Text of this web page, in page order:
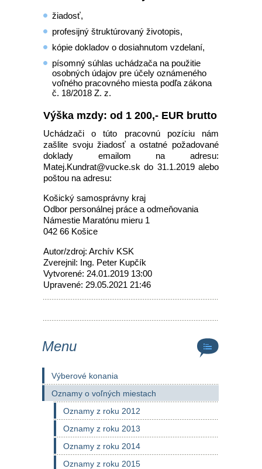
žiadosť,
profesijný štruktúrovaný životopis,
kópie dokladov o dosiahnutom vzdelaní,
písomný súhlas uchádzača na použitie
osobných údajov pre účely oznámeného
voľného pracovného miesta podľa zákona
č. 18/2018 Z. z.
Výška mzdy: od 1 200,- EUR brutto
Uchádzači o túto pracovnú pozíciu nám
zašlite svoju žiadosť a ostatné požadované
doklady emailom na adresu:
Matej.Kundrat@vucke.sk do 31.1.2019 alebo
poštou na adresu:
Košický samosprávny kraj
Odbor personálnej práce a odmeňovania
Námestie Maratónu mieru 1
042 66 Košice
Autor/zdroj: Archív KSK
Zverejnil: Ing. Peter Kupčík
Vytvorené: 24.01.2019 13:00
Upravené: 29.05.2021 21:46
Menu
Výberové konania
Oznamy o voľných miestach
Oznamy z roku 2012
Oznamy z roku 2013
Oznamy z roku 2014
Oznamy z roku 2015